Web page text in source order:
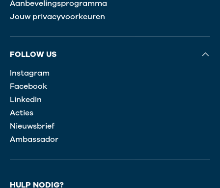
Aanbevelingsprogramma
Jouw privacyvoorkeuren
FOLLOW US
Instagram
Facebook
LinkedIn
Acties
Nieuwsbrief
Ambassador
HULP NODIG?